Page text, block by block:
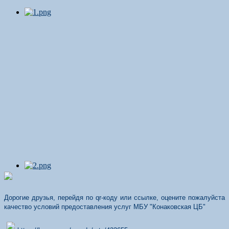
Дорогие друзья, перейдя по qr-коду или ссылке, оцените пожалуйста
качество условий предоставления услуг МБУ "Конаковская ЦБ"